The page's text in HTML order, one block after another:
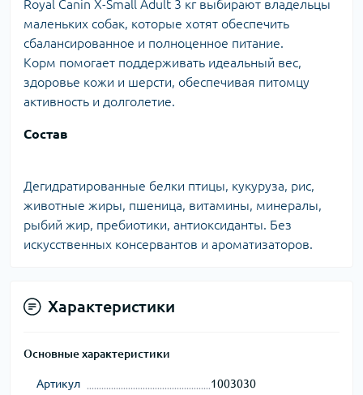
Royal Canin X-Small Adult 3 кг выбирают владельцы
маленьких собак, которые хотят обеспечить
сбалансированное и полноценное питание.
Корм помогает поддерживать идеальный вес,
здоровье кожи и шерсти, обеспечивая питомцу
активность и долголетие.
Состав
Дегидратированные белки птицы, кукуруза, рис,
животные жиры, пшеница, витамины, минералы,
рыбий жир, пребиотики, антиоксиданты. Без
искусственных консервантов и ароматизаторов.
Характеристики
Основные характеристики
Артикул 1003030